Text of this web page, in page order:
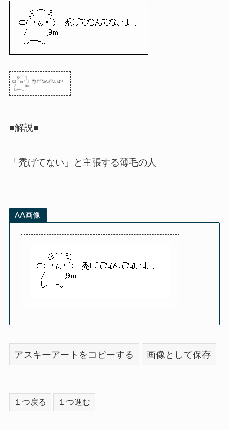
彡⌒ ミ
⊂(´・ω・｀) 禿げてなんてないよ！
/ ,9m
し―-J
■解説■
「禿げてない」と主張する薄毛の人
AA画像
アスキーアートをコピーする 画像として保存
１つ戻る １つ進む